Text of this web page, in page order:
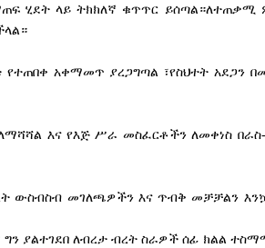
ሂደት ላይ ትክክለኛ ቁጥጥር ይሰጣል።ለተጠቃሚ
አቀማመጥ ያረጋግጣል ፣የስህተት አደጋን
እና የእጅ ሥራ መስፈርቶችን ለመቀነስ
ውስብስብ መገለጫዎችን እና ጥብቅ መቻቻልን
ያልተገደበ ለብረታ ብረት ስራዎች ሰፊ ክልል